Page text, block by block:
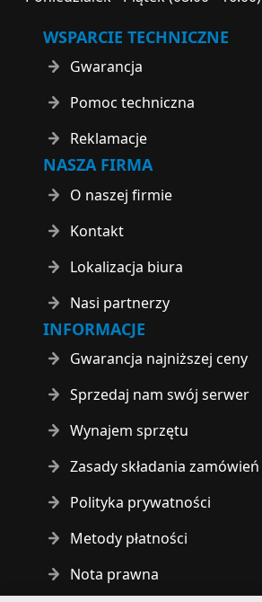
WSPARCIE TECHNICZNE
Gwarancja
Pomoc techniczna
Reklamacje
NASZA FIRMA
O naszej firmie
Kontakt
Lokalizacja biura
Nasi partnerzy
INFORMACJE
Gwarancja najniższej ceny
Sprzedaj nam swój serwer
Wynajem sprzętu
Zasady składania zamówień
Polityka prywatności
Metody płatności
Nota prawna